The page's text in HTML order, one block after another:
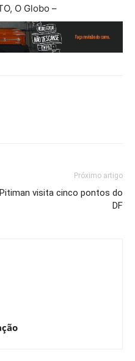
O Globo –
Próximo artigo
Pitiman visita cinco pontos do
DF